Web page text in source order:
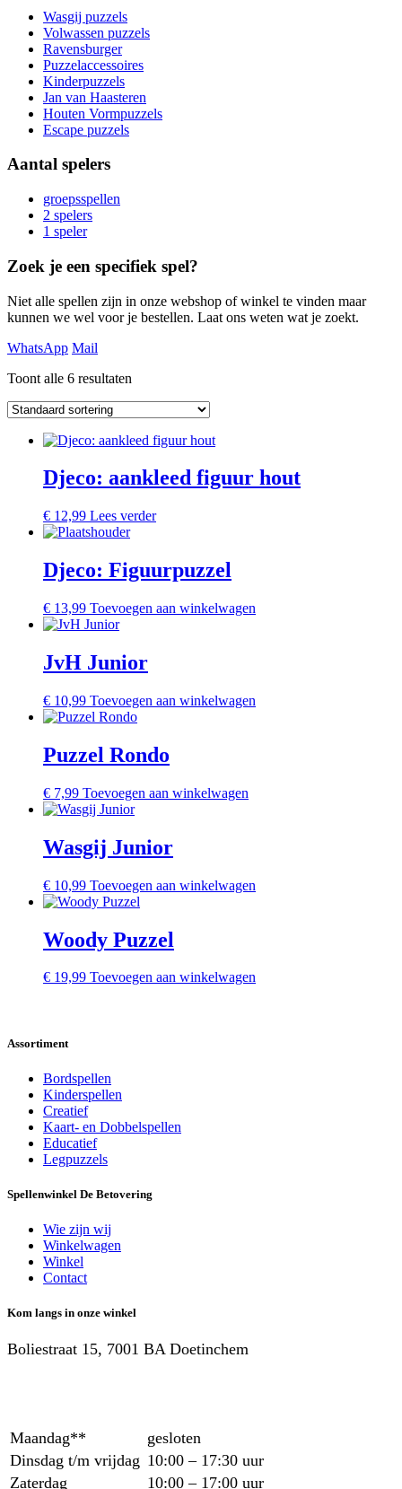
Wasgij puzzels
Volwassen puzzels
Ravensburger
Puzzelaccessoires
Kinderpuzzels
Jan van Haasteren
Houten Vormpuzzels
Escape puzzels
Aantal spelers
groepsspellen
2 spelers
1 speler
Zoek je een specifiek spel?
Niet alle spellen zijn in onze webshop of winkel te vinden maar
kunnen we wel voor je bestellen. Laat ons weten wat je zoekt.
WhatsApp Mail
Toont alle 6 resultaten
Djeco: aankleed figuur hout
€ 12,99 Lees verder
Djeco: Figuurpuzzel
€ 13,99 Toevoegen aan winkelwagen
JvH Junior
€ 10,99 Toevoegen aan winkelwagen
Puzzel Rondo
€ 7,99 Toevoegen aan winkelwagen
Wasgij Junior
€ 10,99 Toevoegen aan winkelwagen
Woody Puzzel
€ 19,99 Toevoegen aan winkelwagen
Assortiment
Bordspellen
Kinderspellen
Creatief
Kaart- en Dobbelspellen
Educatief
Legpuzzels
Spellenwinkel De Betover​ing
Wie zijn wij
Winkelwagen
Winkel
Contact
Kom langs in onze winkel
Boliestraat 15, 7001 BA Doetinchem
Maandag**
gesloten
Dinsdag t/m vrijdag 10:00 – 17:30 uur
Zaterdag
10:00 – 17:00 uur